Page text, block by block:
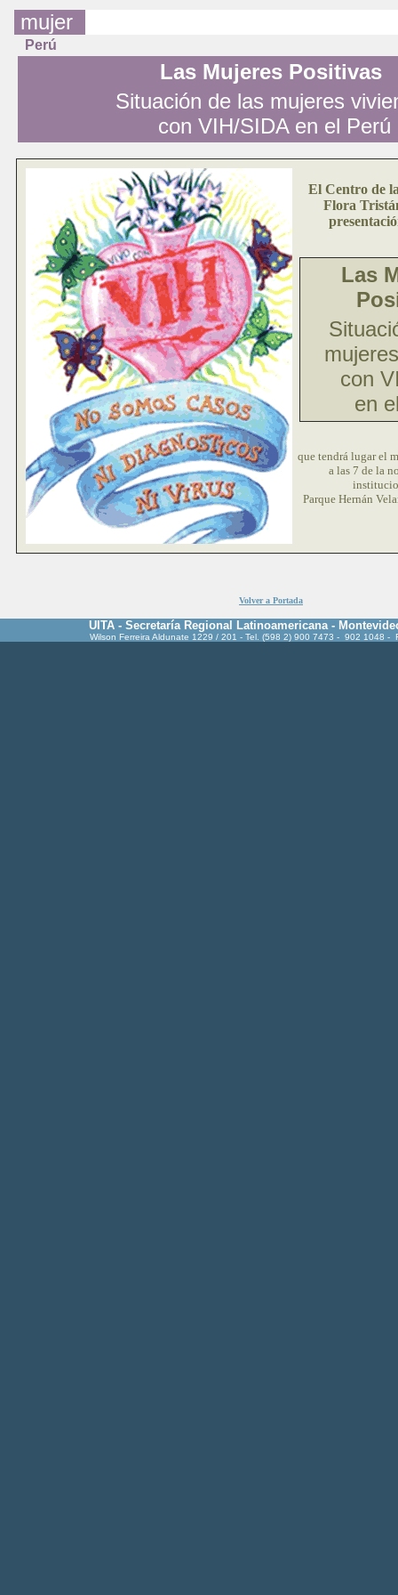
mujer
Perú
Las Mujeres Positivas
Situación de las mujeres
con VIH/SIDA en el Perú
El Centro de
Flora
Las
con
en
que tendrá lugar el
a las 7 de la
Parque Hernán
Volver a Portada
UITA - Secretaría Regional Latinoamericana -
Wilson Ferreira Aldunate 1229 / 201 - Tel. (598 2) 900 7473 - 902 1048 -